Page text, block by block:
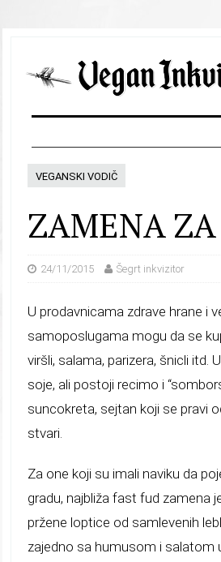
VEGANSKI VODIČ
ZAMENA ZA
24/11/2015 Šegrt inkvizitor
U prodavnicama zdrave hrane i
samoposlugama mogu da se
viršli, salama, parizera, šnicli itd.
soje, ali postoji recimo i
suncokreta, sejtan koji se pravi
stvari.
Za one koji su imali naviku da
gradu, najbliža fast fud zamena
pržene loptice od samlevenih
zajedno sa humusom i salatom